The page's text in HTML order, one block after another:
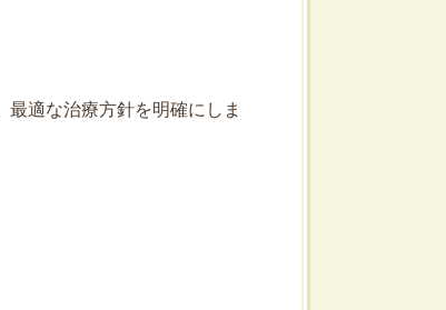
適な治療方針を明確にしま